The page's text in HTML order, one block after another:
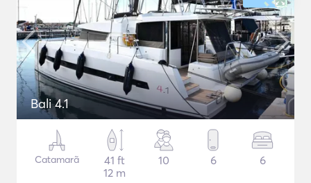
Bali 4.1
Catamarã
41 ft
12 m
10 6 6